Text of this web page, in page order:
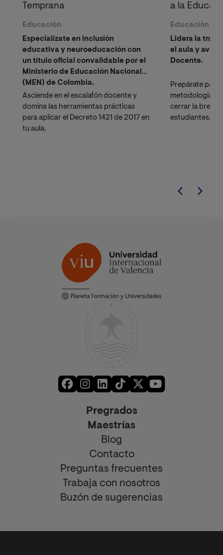
Temprana
Educación
Especialízate en inclusión
educativa y neuroeducación con
un título oficial convalidable por el
Ministerio de Educación Nacional
(MEN) de Colombia.
Asciende en el escalafón docente y
domina las herramientas prácticas
para aplicar el Decreto 1421 de 2017 en
tu aula.
a la
Educación
Lidera la
el aula y
Docente.
Prepárate para
metodologías
cerrar la
estudiantes.
Pregrados
Maestrías
Blog
Contacto
Preguntas frecuentes
Trabaja con nosotros
Buzón de sugerencias